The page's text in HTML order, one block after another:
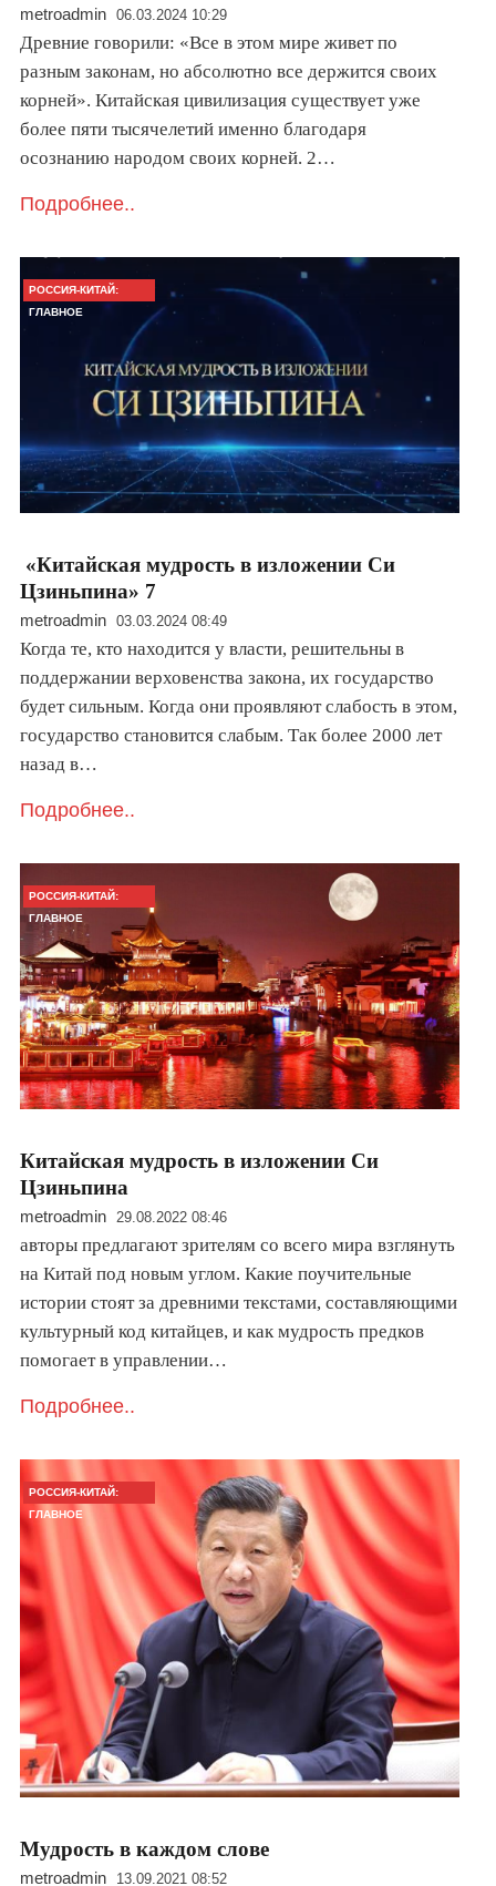
metroadmin 06.03.2024 10:29
Древние говорили: «Все в этом мире живет по
разным законам, но абсолютно все держится своих
корней». Китайская цивилизация существует уже
более пяти тысячелетий именно благодаря
осознанию народом своих корней. 2…
Подробнее..
РОССИЯ-КИТАЙ:
ГЛАВНОЕ
«Китайская мудрость в изложении Си
Цзиньпина» 7
metroadmin 03.03.2024 08:49
Когда те, кто находится у власти, решительны в
поддержании верховенства закона, их государство
будет сильным. Когда они проявляют слабость в этом,
государство становится слабым. Так более 2000 лет
назад в…
Подробнее..
РОССИЯ-КИТАЙ:
ГЛАВНОЕ
Китайская мудрость в изложении Си
Цзиньпина
metroadmin 29.08.2022 08:46
авторы предлагают зрителям со всего мира взглянуть
на Китай под новым углом. Какие поучительные
истории стоят за древними текстами, составляющими
культурный код китайцев, и как мудрость предков
помогает в управлении…
Подробнее..
РОССИЯ-КИТАЙ:
ГЛАВНОЕ
Мудрость в каждом слове
metroadmin 13.09.2021 08:52